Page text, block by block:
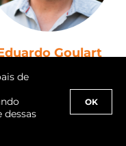
Goulart
investigações no
Intercept Brasil
de
dessas
OK